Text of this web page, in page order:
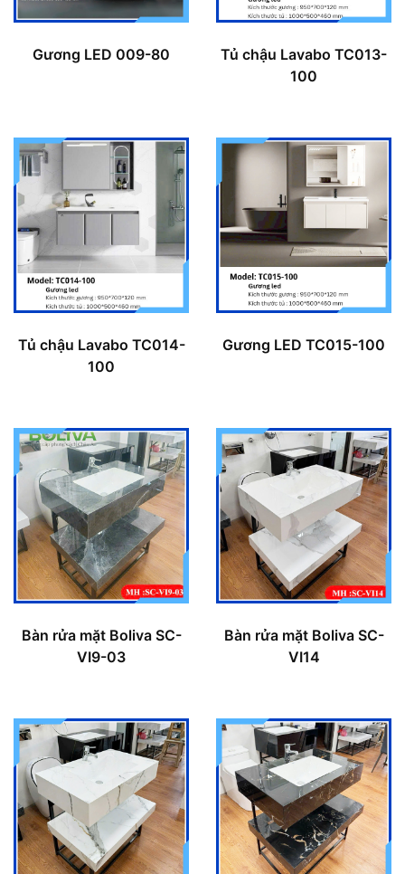
Gương LED 009-80
Tủ chậu Lavabo TC013-
100
Tủ chậu Lavabo TC014-
100
Gương LED TC015-100
Bàn rửa mặt Boliva SC-
VI9-03
Bàn rửa mặt Boliva SC-
VI14